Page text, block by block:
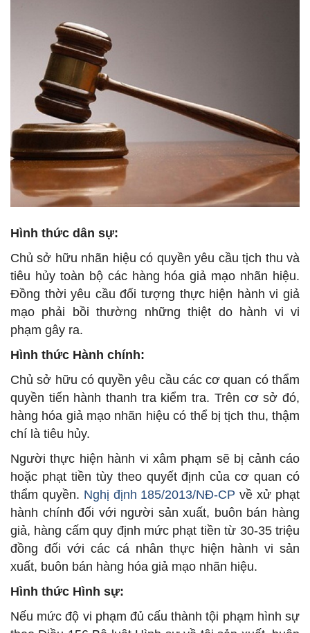
Hình thức dân sự:
Chủ sở hữu nhãn hiệu có quyền yêu cầu tịch thu và
tiêu hủy toàn bộ các hàng hóa giả mạo nhãn hiệu.
Đồng thời yêu cầu đối tượng thực hiện hành vi giả
mạo phải bồi thường những thiệt do hành vi vi
phạm gây ra.
Hình thức Hành chính:
Chủ sở hữu có quyền yêu cầu các cơ quan có thẩm
quyền tiến hành thanh tra kiểm tra. Trên cơ sở đó,
hàng hóa giả mạo nhãn hiệu có thể bị tịch thu, thậm
chí là tiêu hủy.
Người thực hiện hành vi xâm phạm sẽ bị cảnh cáo
hoặc phạt tiền tùy theo quyết định của cơ quan có
thẩm quyền. Nghị định 185/2013/NĐ-CP về xử phạt
hành chính đối với người sản xuất, buôn bán hàng
giả, hàng cấm quy định mức phạt tiền từ 30-35 triệu
đồng đối với các cá nhân thực hiện hành vi sản
xuất, buôn bán hàng hóa giả mạo nhãn hiệu.
Hình thức Hình sự:
Nếu mức độ vi phạm đủ cấu thành tội phạm hình sự